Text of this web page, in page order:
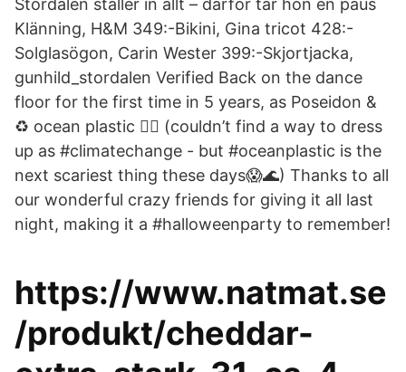
Stordalen ställer in allt – därför tar hon en paus
Klänning, H&M 349:-Bikini, Gina tricot 428:-
Solglasögon, Carin Wester 399:-Skjortjacka,
gunhild_stordalen Verified Back on the dance
floor for the first time in 5 years, as Poseidon &
♻️ ocean plastic 🧜‍♀️ (couldn’t find a way to dress
up as #climatechange - but #oceanplastic is the
next scariest thing these days😱🌊) Thanks to all
our wonderful crazy friends for giving it all last
night, making it a #halloweenparty to remember!
https://www.natmat.se
/produkt/cheddar-